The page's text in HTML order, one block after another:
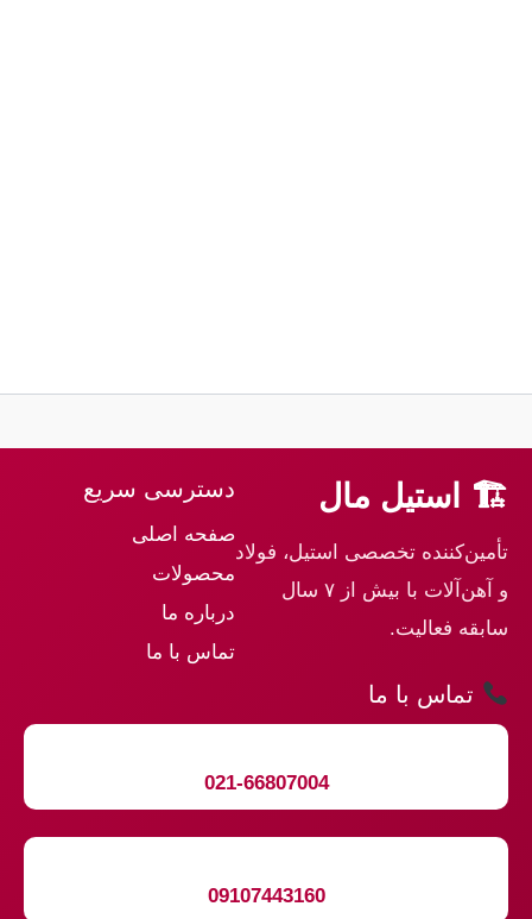
🏗 استیل مال
تأمین‌کننده تخصصی استیل، فولاد
و آهن‌آلات با بیش از ۷ سال
سابقه فعالیت.
دسترسی سریع
صفحه اصلی
محصولات
درباره ما
تماس با ما
تماس با ما
021-66807004
09107443160